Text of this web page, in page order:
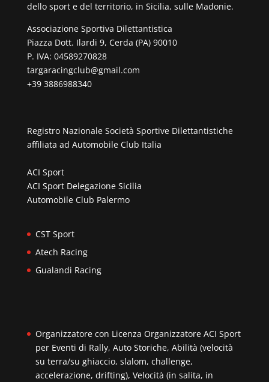
dello sport e del territorio, in Sicilia, sulle Madonie.
Associazione Sportiva Dilettantistica
Piazza Dott. Ilardi 9, Cerda (PA) 90010
P. IVA: 04589270828
targaracingclub@gmail.com
+39 3886988340
Registro Nazionale Società Sportive Dilettantistiche
affiliata ad Automobile Club Italia
ACI Sport
ACI Sport Delegazione Sicilia
Automobile Club Palermo
CST Sport
Atech Racing
Gualandi Racing
Organizzatore con Licenza Organizzatore ACI Sport
per Eventi di Rally, Auto Storiche, Abilità (velocità
su terra/su ghiaccio, slalom, challenge,
accelerazione, drifting), Velocità (in salita, in